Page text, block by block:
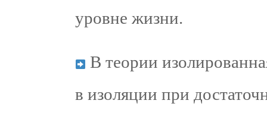
уровне жизни.
В теории
в изоляции при